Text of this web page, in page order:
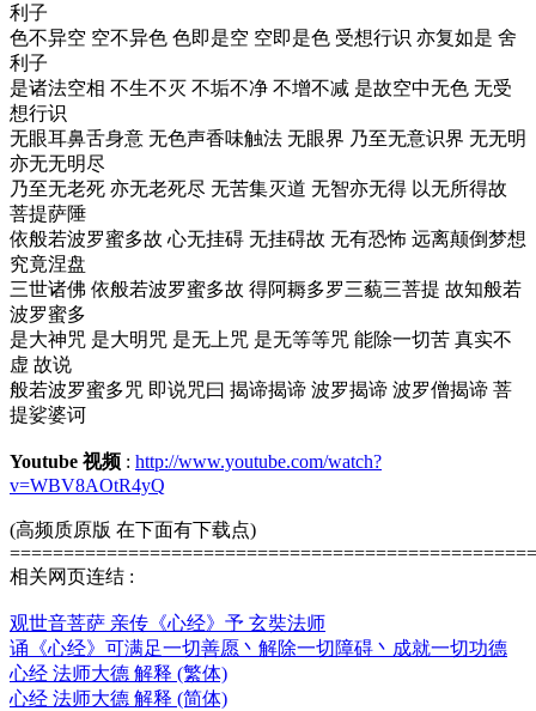
利子
色不异空 空不异色 色即是空 空即是色 受想行识 亦复如是 舍
利子
是诸法空相 不生不灭 不垢不净 不增不减 是故空中无色 无受
想行识
无眼耳鼻舌身意 无色声香味触法 无眼界 乃至无意识界 无无明
亦无无明尽
乃至无老死 亦无老死尽 无苦集灭道 无智亦无得 以无所得故
菩提萨陲
依般若波罗蜜多故 心无挂碍 无挂碍故 无有恐怖 远离颠倒梦想
究竟涅盘
三世诸佛 依般若波罗蜜多故 得阿耨多罗三藐三菩提 故知般若
波罗蜜多
是大神咒 是大明咒 是无上咒 是无等等咒 能除一切苦 真实不
虚 故说
般若波罗蜜多咒 即说咒曰 揭谛揭谛 波罗揭谛 波罗僧揭谛 菩
提娑婆诃
Youtube 视频 : http://www.youtube.com/watch?
v=WBV8AOtR4yQ
(高频质原版 在下面有下载点)
相关网页连结 :
观世音菩萨 亲传《心经》予 玄奘法师
诵《心经》可满足一切善愿丶解除一切障碍丶成就一切功德
心经 法师大德 解释 (繁体)
心经 法师大德 解释 (简体)